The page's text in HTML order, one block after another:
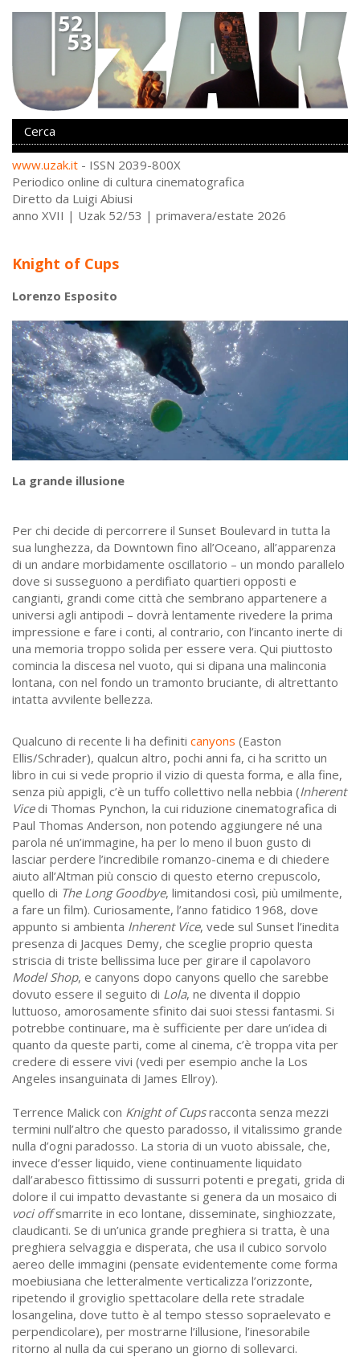
www.uzak.it - ISSN 2039-800X
Periodico online di cultura cinematografica
Diretto da Luigi Abiusi
anno XVII | Uzak 52/53 | primavera/estate 2026
Knight of Cups
Lorenzo Esposito
La grande illusione
Per chi decide di percorrere il Sunset Boulevard in tutta la
sua lunghezza, da Downtown fino all’Oceano, all’apparenza
di un andare morbidamente oscillatorio – un mondo parallelo
dove si susseguono a perdifiato quartieri opposti e
cangianti, grandi come città che sembrano appartenere a
universi agli antipodi – dovrà lentamente rivedere la prima
impressione e fare i conti, al contrario, con l’incanto inerte di
una memoria troppo solida per essere vera. Qui piuttosto
comincia la discesa nel vuoto, qui si dipana una malinconia
lontana, con nel fondo un tramonto bruciante, di altrettanto
intatta avvilente bellezza.
Qualcuno di recente li ha definiti canyons (Easton
Ellis/Schrader), qualcun altro, pochi anni fa, ci ha scritto un
libro in cui si vede proprio il vizio di questa forma, e alla fine,
senza più appigli, c’è un tuffo collettivo nella nebbia (Inherent
Vicedi Thomas Pynchon, la cui riduzione cinematografica di
Paul Thomas Anderson, non potendo aggiungere né una
parola né un’immagine, ha per lo meno il buon gusto di
lasciar perdere l’incredibile romanzo-cinema e di chiedere
aiuto all’Altman più conscio di questo eterno crepuscolo,
quello di The Long Goodbye, limitandosi così, più umilmente,
a fare un film). Curiosamente, l’anno fatidico 1968, dove
appunto si ambienta Inherent Vice, vede sul Sunset l’inedita
presenza di Jacques Demy, che sceglie proprio questa
striscia di triste bellissima luce per girare il capolavoro
Model Shop, e canyons dopo canyons quello che sarebbe
dovuto essere il seguito di Lola, ne diventa il doppio
luttuoso, amorosamente sfinito dai suoi stessi fantasmi. Si
potrebbe continuare, ma è sufficiente per dare un’idea di
quanto da queste parti, come al cinema, c’è troppa vita per
credere di essere vivi (vedi per esempio anche la Los
Angeles insanguinata di James Ellroy).
Terrence Malick con Knight of Cupsracconta senza mezzi
termini null’altro che questo paradosso, il vitalissimo grande
nulla d’ogni paradosso. La storia di un vuoto abissale, che,
invece d’esser liquido, viene continuamente liquidato
dall’arabesco fittissimo di sussurri potenti e pregati, grida di
dolore il cui impatto devastante si genera da un mosaico di
voci offsmarrite in eco lontane, disseminate, singhiozzate,
claudicanti. Se di un’unica grande preghiera si tratta, è una
preghiera selvaggia e disperata, che usa il cubico sorvolo
aereo delle immagini (pensate evidentemente come forma
moebiusiana che letteralmente verticalizza l’orizzonte,
ripetendo il groviglio spettacolare della rete stradale
losangelina, dove tutto è al tempo stesso sopraelevato e
perpendicolare), per mostrarne l’illusione, l’inesorabile
ritorno al nulla da cui sperano un giorno di sollevarci.